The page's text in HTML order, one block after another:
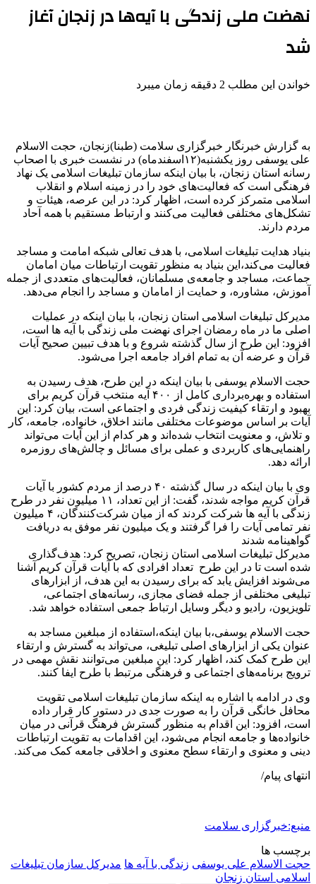
نهضت ملی زندگی با آیه‌ها در زنجان آغاز
شد
خواندن این مطلب 2 دقیقه زمان میبرد
به گزارش خبرنگار خبرگزاری سلامت (طبنا)زنجان، حجت الاسلام
علی یوسفی روز یکشنبه(۱۲اسفندماه) در نشست خبری با اصحاب
رسانه استان زنجان، با بیان اینکه سازمان تبلیغات اسلامی یک نهاد
فرهنگی است که فعالیت‌های خود را در زمینه اسلام و انقلاب
اسلامی متمرکز کرده است، اظهار کرد: در این عرصه، هیئات و
تشکل‌های مختلفی فعالیت می‌کنند و ارتباط مستقیم با همه آحاد
مردم دارند.
بنیاد هدایت تبلیغات اسلامی، با هدف تعالی شبکه امامت و مساجد
فعالیت می‌کند،این بنیاد به منظور تقویت ارتباطات میان امامان
جماعت، مساجد و جامعه‌ی مسلمانان، فعالیت‌های متعددی از جمله
آموزش، مشاوره، و حمایت از امامان و مساجد را انجام می‌دهد.
مدیرکل تبلیغات اسلامی استان زنجان، با بیان اینکه در عملیات
اصلی ما در ماه رمضان اجرای نهضت ملی زندگی با آیه ها است،
افزود: این طرح از سال گذشته شروع و با هدف تبیین صحیح آیات
قرآن و عرضه آن به تمام افراد جامعه اجرا می‌شود.
حجت الاسلام یوسفی با بیان اینکه در این طرح، هدف رسیدن به
استفاده و بهره‌برداری کامل از ۴۰۰ آیه منتخب قرآن کریم برای
بهبود و ارتقاء کیفیت زندگی فردی و اجتماعی است، بیان کرد: این
آیات بر اساس موضوعات مختلفی مانند اخلاق، خانواده، جامعه، کار
و تلاش، و معنویت انتخاب شده‌اند و هر کدام از این آیات می‌تواند
راهنمایی‌های کاربردی و عملی برای مسائل و چالش‌های روزمره
ارائه دهد.
وی با بیان اینکه در سال گذشته ۴۰ درصد از مردم کشور با آیات
قرآن کریم مواجه شدند، گفت: از این تعداد، ۱۱ میلیون نفر در طرح
زندگی با آیه ها شرکت کردند که از میان شرکت‌کنندگان، ۴ میلیون
نفر تمامی آیات را فرا گرفتند و یک میلیون نفر موفق به دریافت
گواهینامه شدند
مدیرکل تبلیغات اسلامی استان زنجان، تصریح کرد: هدف‌گذاری
شده است تا در این طرح تعداد افرادی که با آیات قرآن کریم آشنا
می‌شوند افزایش یابد که برای رسیدن به این هدف، از ابزارهای
تبلیغی مختلفی از جمله فضای مجازی، رسانه‌های اجتماعی،
تلویزیون، رادیو و دیگر وسایل ارتباط جمعی استفاده خواهد شد.
حجت الاسلام یوسفی،با بیان اینکه،استفاده از مبلغین مساجد به
عنوان یکی از ابزارهای اصلی تبلیغی، می‌تواند به گسترش و ارتقاء
این طرح کمک کند، اظهار کرد: این مبلغین می‌توانند نقش مهمی در
ترویج برنامه‌های اجتماعی و فرهنگی مرتبط با طرح ایفا کنند.
وی در ادامه با اشاره به اینکه سازمان تبلیغات اسلامی تقویت
محافل خانگی قرآن را به صورت جدی در دستور کار قرار داده
است، افزود: این اقدام به منظور گسترش فرهنگ قرآنی در میان
خانواده‌ها و جامعه انجام می‌شود، این اقدامات به تقویت ارتباطات
دینی و معنوی و ارتقاء سطح معنوی و اخلاقی جامعه کمک می‌کند.
انتهای پیام/
منبع:خبرگزاری سلامت
برچسب ها
حجت الاسلام علی یوسفی زندگی با آیه ها مدیرکل سازمان تبلیغات
اسلامی استان زنجان